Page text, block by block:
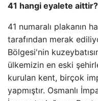
41 hangi eyalete aittir?
41 numaralı plakanın
tarafından merak
Bölgesi'nin
ülkemizin en eski
kurulan kent, birçok
yapmıştır. Osmanlı